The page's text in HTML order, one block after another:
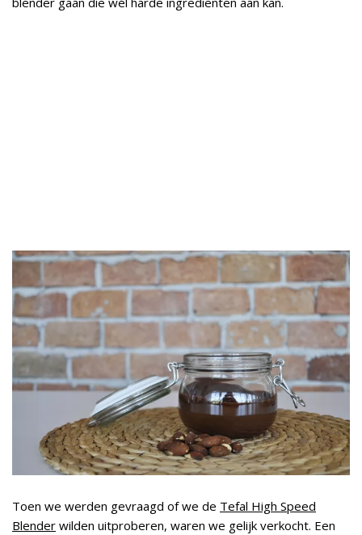
Toen we werden gevraagd of we de Tefal High Speed
Blender wilden uitproberen, waren we gelijk verkocht. Een